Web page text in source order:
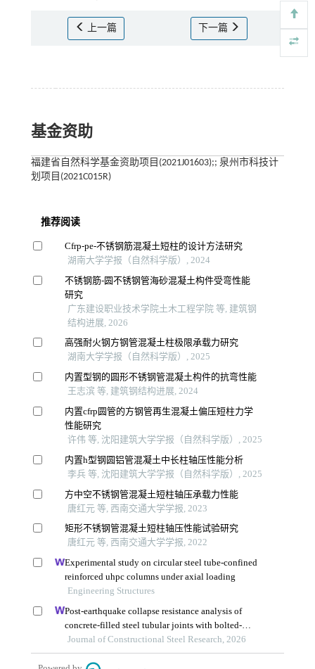
上一篇 下一篇
基金资助
福建省自然科学基金资助项目(2021J01603);; 泉州市科技计
划项目(2021C015R)